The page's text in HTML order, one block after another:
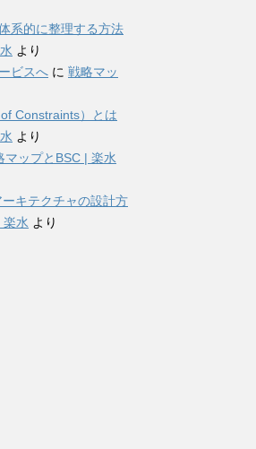
系的に整理する方法
より
ビスへ に 戦略マッ
Constraints）とは
より
マップとBSC | 楽水
ーキテクチャの設計方
楽水 より